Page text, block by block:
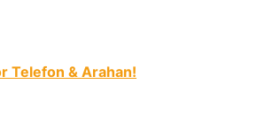
Telefon & Arahan!